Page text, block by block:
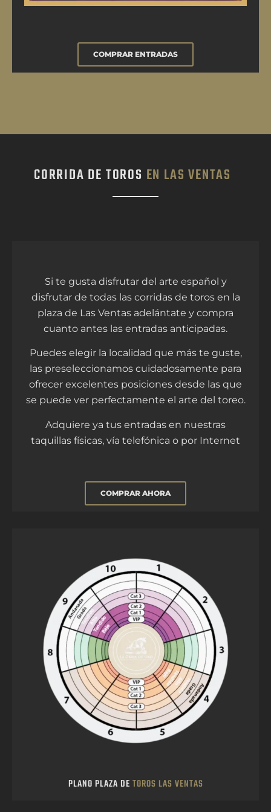
COMPRAR ENTRADAS
CORRIDA DE TOROS EN LAS VENTAS
Si te gusta disfrutar del arte español y
disfrutar de todas las corridas de toros en la
plaza de Las Ventas adelántate y compra
cuanto antes las entradas anticipadas.
Puedes elegir la localidad que más te guste,
las preseleccionamos cuidadosamente para
ofrecer excelentes posiciones desde las que
se puede ver perfectamente el arte del toreo.
Adquiere ya tus entradas en nuestras
taquillas físicas, vía telefónica o por Internet
COMPRAR AHORA
PLANO PLAZA DE TOROS LAS VENTAS